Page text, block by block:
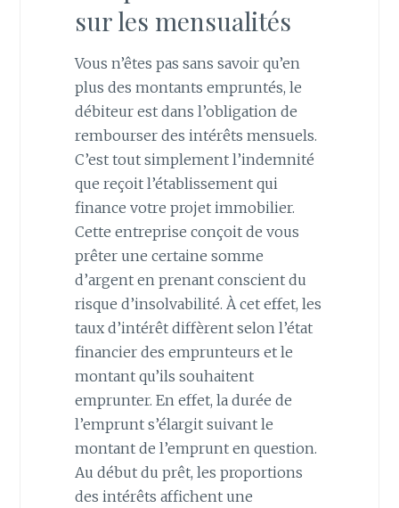
sur les mensualités
Vous n’êtes pas sans savoir qu’en
plus des montants empruntés, le
débiteur est dans l’obligation de
rembourser des intérêts mensuels.
C’est tout simplement l’indemnité
que reçoit l’établissement qui
finance votre projet immobilier.
Cette entreprise conçoit de vous
prêter une certaine somme
d’argent en prenant conscient du
risque d’insolvabilité. À cet effet, les
taux d’intérêt diffèrent selon l’état
financier des emprunteurs et le
montant qu’ils souhaitent
emprunter. En effet, la durée de
l’emprunt s’élargit suivant le
montant de l’emprunt en question.
Au début du prêt, les proportions
des intérêts affichent une